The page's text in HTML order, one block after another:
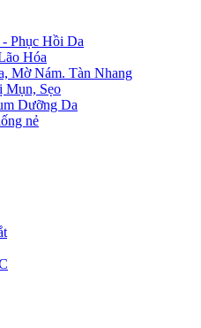
- Phục Hồi Da
Hóa
Mờ Nám. Tàn Nhang
Mụn, Sẹo
Dưỡng Da
nẻ